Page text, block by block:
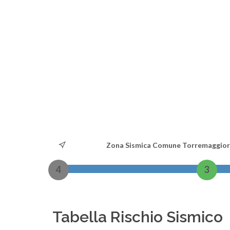
Zona Sismica Comune
4 3
Tabella Rischio Sismico